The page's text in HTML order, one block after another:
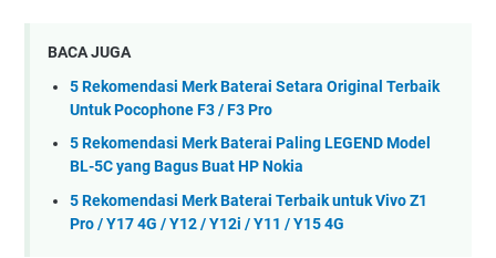
BACA JUGA
5 Rekomendasi Merk Baterai Setara Original Terbaik
Untuk Pocophone F3 / F3 Pro
5 Rekomendasi Merk Baterai Paling LEGEND Model
BL-5C yang Bagus Buat HP Nokia
5 Rekomendasi Merk Baterai Terbaik untuk Vivo Z1
Pro / Y17 4G / Y12 / Y12i / Y11 / Y15 4G